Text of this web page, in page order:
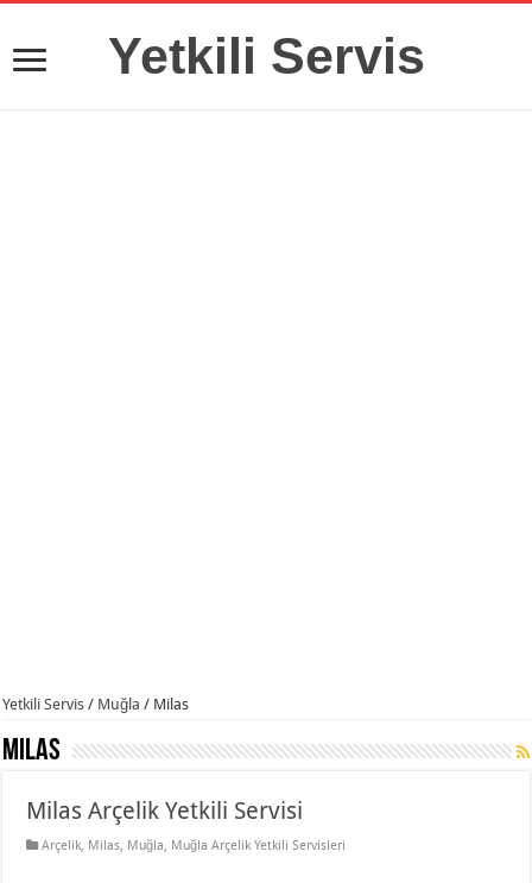
Yetkili Servis
Yetkili Servis / Muğla / Milas
Milas
Milas Arçelik Yetkili Servisi
Arçelik, Milas, Muğla, Muğla Arçelik Yetkili Servisleri